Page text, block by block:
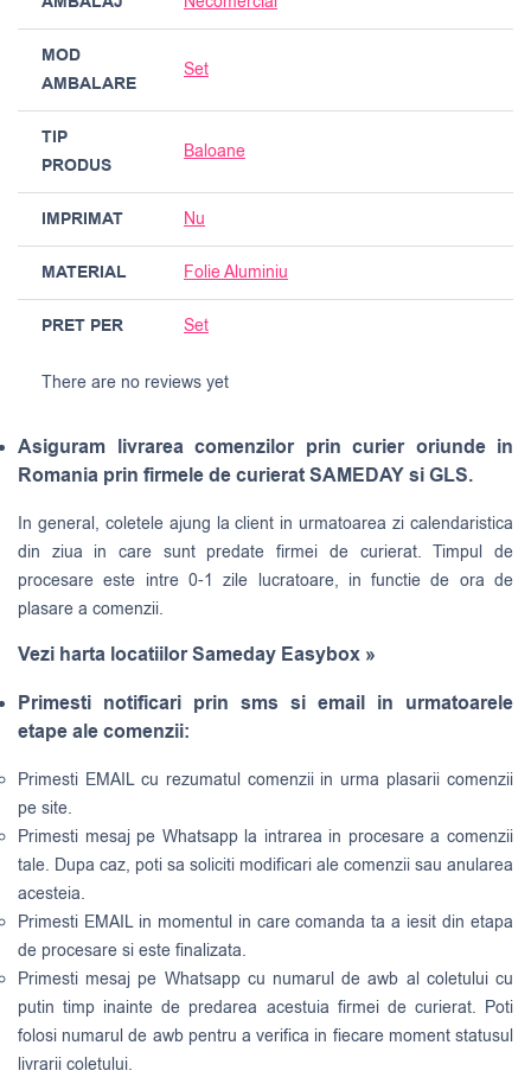
MOD
AMBALARE
Set
TIP
PRODUS
Baloane
IMPRIMAT Nu
MATERIAL Folie Aluminiu
PRET PER Set
There are no reviews yet
Asiguram livrarea comenzilor prin curier oriunde in
Romania prin firmele de curierat SAMEDAY si GLS.
In general, coletele ajung la client in urmatoarea zi calendaristica
din ziua in care sunt predate firmei de curierat. Timpul de
procesare este intre 0-1 zile lucratoare, in functie de ora de
plasare a comenzii.
Vezi harta locatiilor Sameday Easybox »
Primesti notificari prin sms si email in urmatoarele
etape ale comenzii:
Primesti EMAIL cu rezumatul comenzii in urma plasarii comenzii
pe site.
Primesti mesaj pe Whatsapp la intrarea in procesare a comenzii
tale. Dupa caz, poti sa soliciti modificari ale comenzii sau anularea
acesteia.
Primesti EMAIL in momentul in care comanda ta a iesit din etapa
de procesare si este finalizata.
Primesti mesaj pe Whatsapp cu numarul de awb al coletului cu
putin timp inainte de predarea acestuia firmei de curierat. Poti
folosi numarul de awb pentru a verifica in fiecare moment statusul
livrarii coletului.